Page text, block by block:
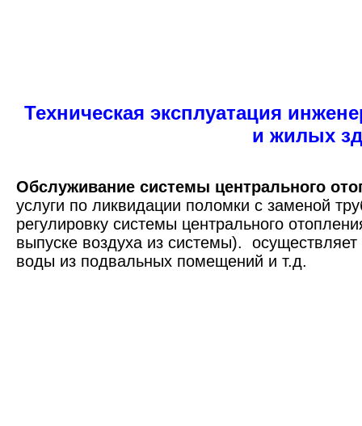
Техническая эксплуатация
и жилых
Обслуживание системы центрального
услуги по ликвидации поломки с заменой
регулировку системы центрального
выпуске воздуха из системы).
воды из подвальных помещений и т.д.